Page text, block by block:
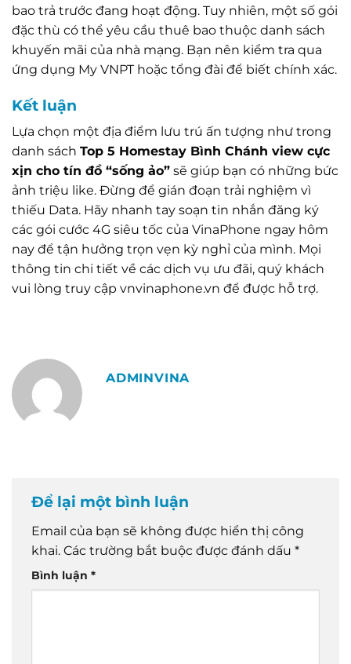
bao trả trước đang hoạt động. Tuy nhiên, một số gói
đặc thù có thể yêu cầu thuê bao thuộc danh sách
khuyến mãi của nhà mạng. Bạn nên kiểm tra qua
ứng dụng My VNPT hoặc tổng đài để biết chính xác.
Kết luận
Lựa chọn một địa điểm lưu trú ấn tượng như trong
danh sách Top 5 Homestay Bình Chánh view cực
xịn cho tín đồ “sống ảo” sẽ giúp bạn có những bức
ảnh triệu like. Đừng để gián đoạn trải nghiệm vì
thiếu Data. Hãy nhanh tay soạn tin nhắn đăng ký
các gói cước 4G siêu tốc của VinaPhone ngay hôm
nay để tận hưởng trọn vẹn kỳ nghỉ của mình. Mọi
thông tin chi tiết về các dịch vụ ưu đãi, quý khách
vui lòng truy cập vnvinaphone.vn để được hỗ trợ.
ADMINVINA
Để lại một bình luận
Email của bạn sẽ không được hiển thị công
khai. Các trường bắt buộc được đánh dấu *
Bình luận *